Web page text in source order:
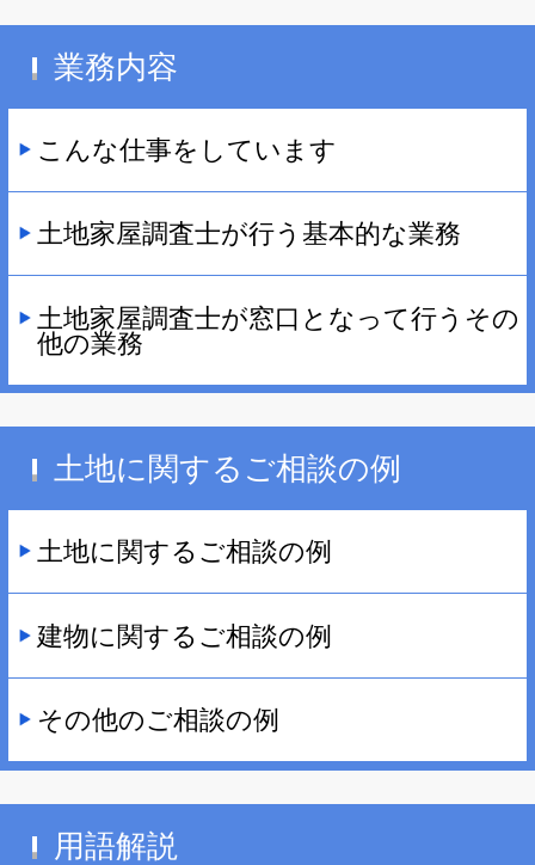
業務内容
こんな仕事をしています
土地家屋調査士が行う基本的な業務
土地家屋調査士が窓口となって行うその
他の業務
土地に関するご相談の例
土地に関するご相談の例
建物に関するご相談の例
その他のご相談の例
用語解説